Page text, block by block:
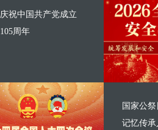
庆祝中国共产党成立
105周年
国家公
记忆传承